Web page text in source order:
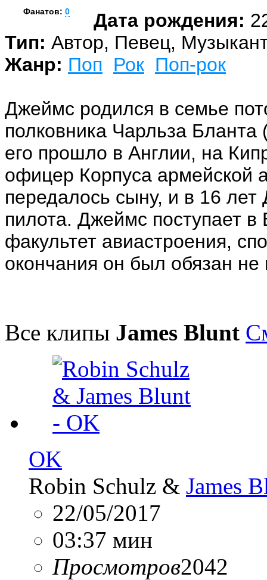
Фанатов: 0 Дата рождения:
Тип: Автор, Певец,
Жанр: Поп Рок Поп-рок
Джеймс родился в семье
полковника Чарльза
его прошло в Англии, на
офицер Корпуса армейской
передалось сыну, и в 16
пилота. Джеймс поступает в
факультет авиастроения,
окончания он был обязан не
Все клипы James Blunt
OK
Robin Schulz & James
22/05/2017
03:37 мин
Просмотров2042